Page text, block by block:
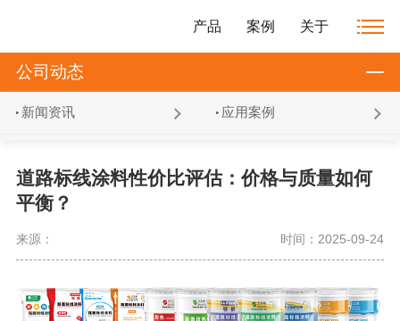
产品 案例 关于
公司动态
新闻资讯 应用案例
道路标线涂料性价比评估：价格与质量如何
平衡？
来源： 时间：2025-09-24